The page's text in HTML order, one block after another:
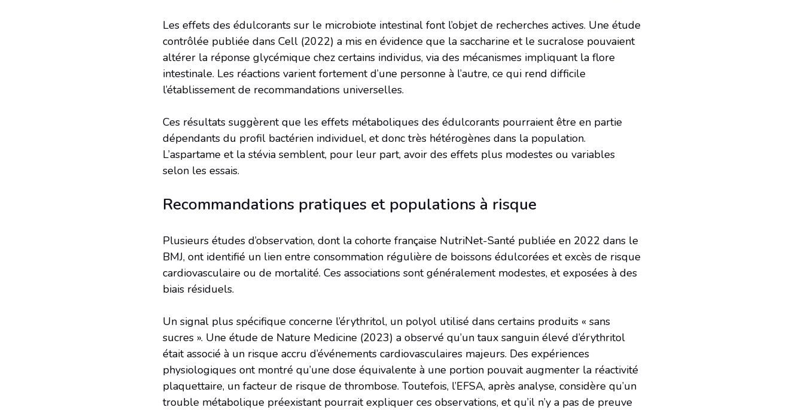
Les effets des édulcorants sur le microbiote intestinal font l’objet de recherches actives. Une étude
contrôlée publiée dans Cell (2022) a mis en évidence que la saccharine et le sucralose pouvaient
altérer la réponse glycémique chez certains individus, via des mécanismes impliquant la flore
intestinale. Les réactions varient fortement d’une personne à l’autre, ce qui rend difficile
l’établissement de recommandations universelles.
Ces résultats suggèrent que les effets métaboliques des édulcorants pourraient être en partie
dépendants du profil bactérien individuel, et donc très hétérogènes dans la population.
L’aspartame et la stévia semblent, pour leur part, avoir des effets plus modestes ou variables
selon les essais.
Recommandations pratiques et populations à risque
Plusieurs études d’observation, dont la cohorte française NutriNet-Santé publiée en 2022 dans le
BMJ, ont identifié un lien entre consommation régulière de boissons édulcorées et excès de risque
cardiovasculaire ou de mortalité. Ces associations sont généralement modestes, et exposées à des
biais résiduels.
Un signal plus spécifique concerne l’érythritol, un polyol utilisé dans certains produits « sans
sucres ». Une étude de Nature Medicine (2023) a observé qu’un taux sanguin élevé d’érythritol
était associé à un risque accru d’événements cardiovasculaires majeurs. Des expériences
physiologiques ont montré qu’une dose équivalente à une portion pouvait augmenter la réactivité
plaquettaire, un facteur de risque de thrombose. Toutefois, l’EFSA, après analyse, considère qu’un
trouble métabolique préexistant pourrait expliquer ces observations, et qu’il n’y a pas de preuve